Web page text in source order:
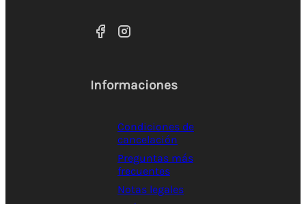
Informaciones
Condiciones de
cancelación
Preguntas más
frecuentes
Notas legales